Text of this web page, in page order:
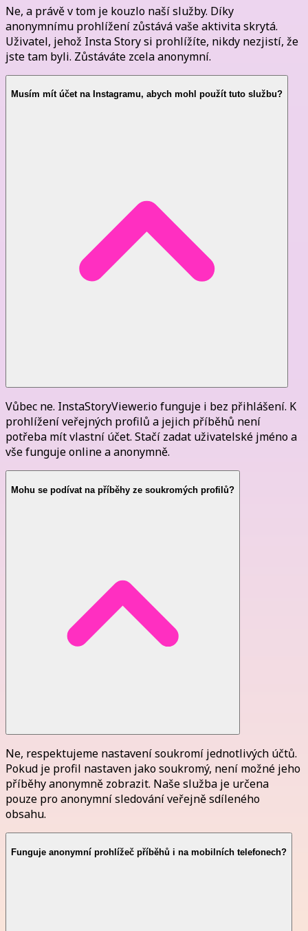
Ne, a právě v tom je kouzlo naší služby. Díky
anonymnímu prohlížení zůstává vaše aktivita skrytá.
Uživatel, jehož Insta Story si prohlížíte, nikdy nezjistí, že
jste tam byli. Zůstáváte zcela anonymní.
Musím mít účet na Instagramu, abych mohl použít tuto službu?
Vůbec ne. InstaStoryViewer.io funguje i bez přihlášení. K
prohlížení veřejných profilů a jejich příběhů není
potřeba mít vlastní účet. Stačí zadat uživatelské jméno a
vše funguje online a anonymně.
Mohu se podívat na příběhy ze soukromých profilů?
Ne, respektujeme nastavení soukromí jednotlivých účtů.
Pokud je profil nastaven jako soukromý, není možné jeho
příběhy anonymně zobrazit. Naše služba je určena
pouze pro anonymní sledování veřejně sdíleného
obsahu.
Funguje anonymní prohlížeč příběhů i na mobilních telefonech?